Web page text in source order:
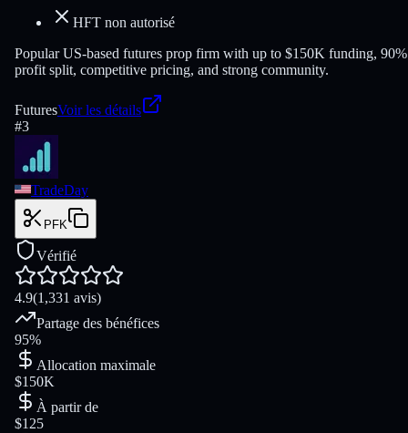
HFT non autorisé
Popular US-based futures prop firm with up to $150K funding, 90%
profit split, competitive pricing, and strong community.
FuturesVoir les détails
#3
TradeDay
PFK
Vérifié
4.9(1,331 avis)
Partage des bénéfices
95%
Allocation maximale
$150K
À partir de
$125